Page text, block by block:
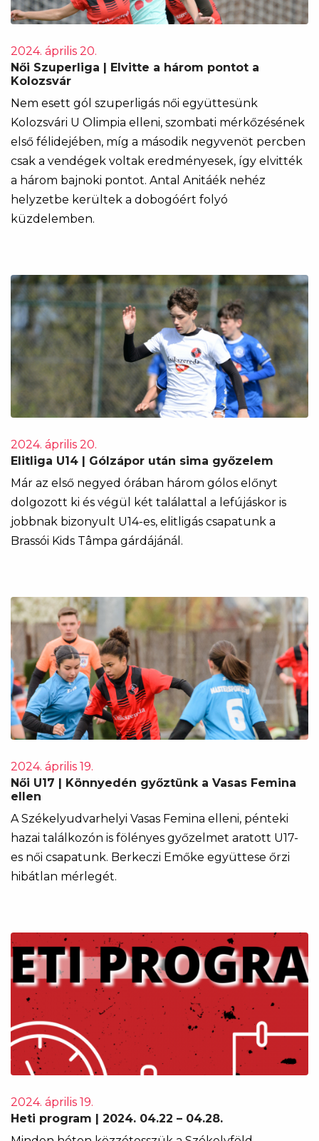
2024. április 20.
Női Szuperliga | Elvitte a három pontot a
Kolozsvár
Nem esett gól szuperligás női együttesünk
Kolozsvári U Olimpia elleni, szombati mérkőzésének
első félidejében, míg a második negyvenöt percben
csak a vendégek voltak eredményesek, így elvitték
a három bajnoki pontot. Antal Anitáék nehéz
helyzetbe kerültek a dobogóért folyó
küzdelemben.
2024. április 20.
Elitliga U14 | Gólzápor után sima győzelem
Már az első negyed órában három gólos előnyt
dolgozott ki és végül két találattal a lefújáskor is
jobbnak bizonyult U14-es, elitligás csapatunk a
Brassói Kids Tâmpa gárdájánál.
2024. április 19.
Női U17 | Könnyedén győztünk a Vasas Femina
ellen
A Székelyudvarhelyi Vasas Femina elleni, pénteki
hazai találkozón is fölényes győzelmet aratott U17-
es női csapatunk. Berkeczi Emőke együttese őrzi
hibátlan mérlegét.
2024. április 19.
Heti program | 2024. 04.22 – 04.28.